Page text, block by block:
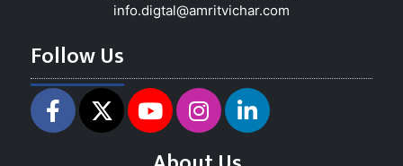
info.digtal@amritvichar.com
Follow Us